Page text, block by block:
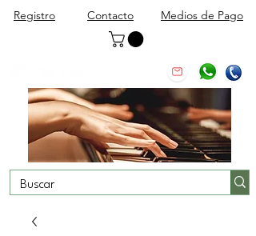
Registro Contacto Medios de Pago